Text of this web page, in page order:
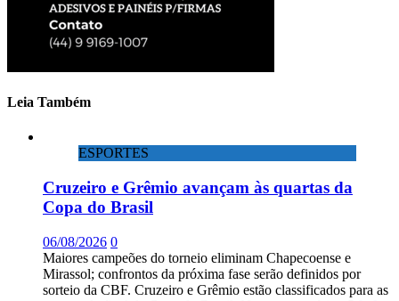
Leia Também
ESPORTES
Cruzeiro e Grêmio avançam às quartas da
Copa do Brasil
06/08/2026 0
Maiores campeões do torneio eliminam Chapecoense e
Mirassol; confrontos da próxima fase serão definidos por
sorteio da CBF. Cruzeiro e Grêmio estão classificados para as